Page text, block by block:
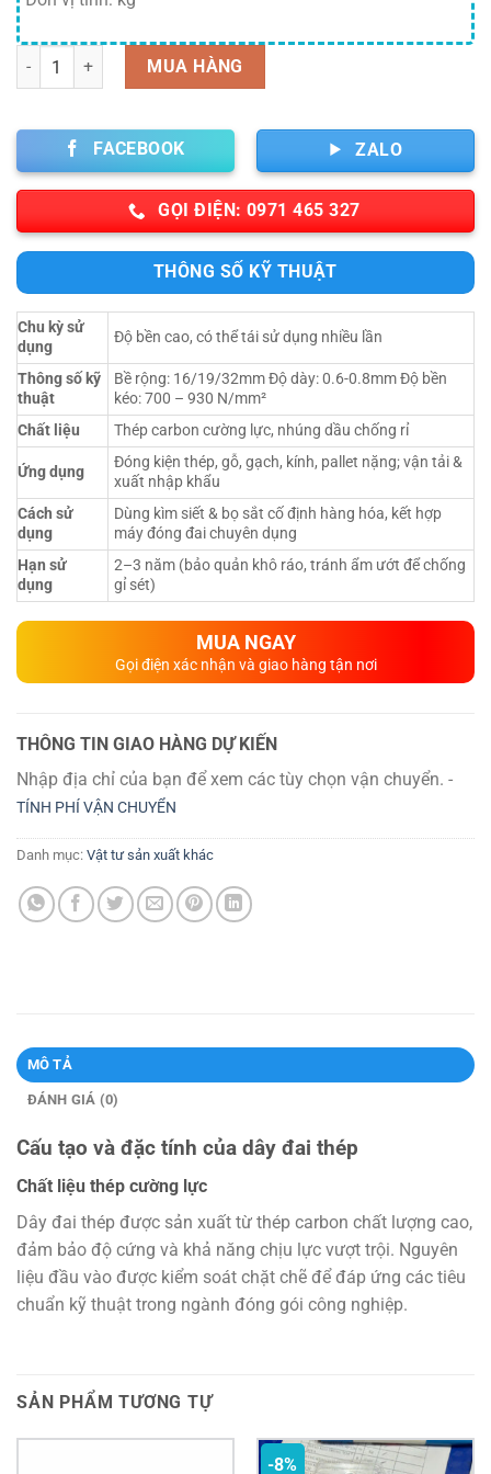
18,000 ₫.
Số lượng MUA HÀNG
FACEBOOK ZALO
GỌI ĐIỆN: 0971 465 327
THÔNG SỐ KỸ THUẬT
Chu kỳ sử
dụng
Độ bền cao, có thể tái sử dụng nhiều lần
Thông số kỹ
thuật
Bề rộng: 16/19/32mm Độ dày: 0.6-0.8mm Độ bền
kéo: 700 – 930 N/mm²
Chất liệu
Thép carbon cường lực, nhúng dầu chống rỉ
Ứng dụng
Đóng kiện thép, gỗ, gạch, kính, pallet nặng; vận tải &
xuất nhập khẩu
Cách sử
dụng
Dùng kìm siết & bọ sắt cố định hàng hóa, kết hợp
máy đóng đai chuyên dụng
Hạn sử
dụng
2–3 năm (bảo quản khô ráo, tránh ẩm ướt để chống
gỉ sét)
MUA NGAY
Gọi điện xác nhận và giao hàng tận nơi
THÔNG TIN GIAO HÀNG DỰ KIẾN
Nhập địa chỉ của bạn để xem các tùy chọn vận chuyển. -
TÍNH PHÍ VẬN CHUYỂN
Danh mục: Vật tư sản xuất khác
MÔ TẢ
ĐÁNH GIÁ (0)
Cấu tạo và đặc tính của dây đai thép
Chất liệu thép cường lực
Dây đai thép được sản xuất từ thép carbon chất lượng cao,
đảm bảo độ cứng và khả năng chịu lực vượt trội. Nguyên
liệu đầu vào được kiểm soát chặt chẽ để đáp ứng các tiêu
chuẩn kỹ thuật trong ngành đóng gói công nghiệp.
SẢN PHẨM TƯƠNG TỰ
-8%